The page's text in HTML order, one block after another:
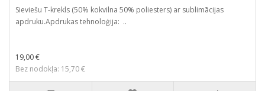
Sieviešu T-krekls (50% kokvilna 50% poliesters) ar sublimācijas
apdruku.Apdrukas tehnoloģija: ..
19,00 €
Bez nodokļa: 15,70 €